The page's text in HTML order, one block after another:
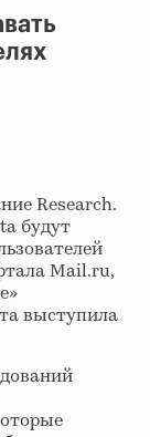
Research.
будут
Mail.ru,
выступила